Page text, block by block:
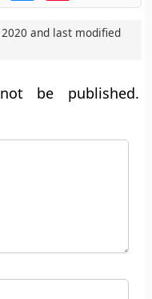
and last modified
be published.